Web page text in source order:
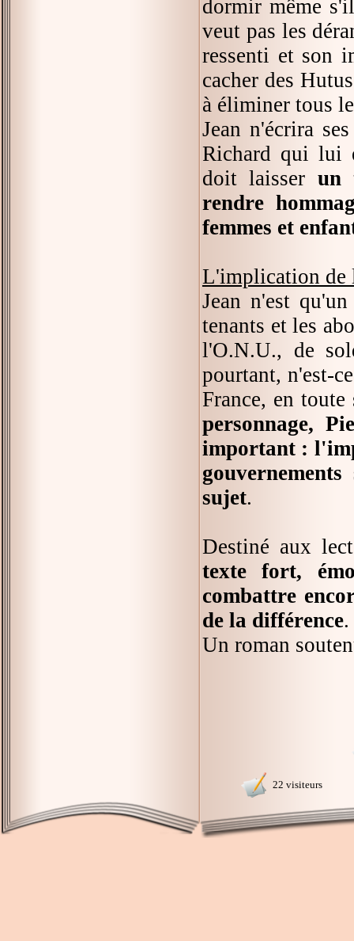
dormir même
veut pas les
ressenti et son
cacher des
à éliminer tous
Jean n'écrira
Richard qui lui
doit laisser un
rendre
femmes et
L'implication de
Jean n'est
tenants et les
l'O.N.U., de
pourtant, n'est-
France, en
personnage,
important :
sujet.
Destiné aux
texte fort,
combattre
de la différence.
Un roman
22 visiteurs